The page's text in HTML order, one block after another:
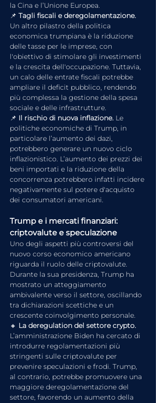
la Cina e l’Unione Europea.
📌 Tagli fiscali e deregolamentazione.
Un altro pilastro della politica
economica trumpiana è la riduzione
delle tasse per le imprese, con
l'obiettivo di stimolare gli investimenti
e la crescita dell'occupazione. Tuttavia,
un calo delle entrate fiscali potrebbe
ampliare il deficit pubblico, rendendo
più complessa la gestione della spesa
sociale e delle infrastrutture.
📌 Il rischio di nuova inflazione. Le
politiche economiche di Trump, in
particolare l’aumento dei dazi,
potrebbero generare un nuovo ciclo
inflazionistico. L’aumento dei prezzi dei
beni importati e la riduzione della
concorrenza potrebbero infatti incidere
negativamente sul potere d'acquisto
dei consumatori americani.
Trump e i mercati finanziari:
criptovalute e speculazione
Uno degli aspetti più controversi del
nuovo corso economico americano
riguarda il ruolo delle criptovalute.
Durante la sua presidenza, Trump ha
mostrato un atteggiamento
ambivalente verso il settore, oscillando
tra dichiarazioni scettiche e un
crescente coinvolgimento personale.
🔸 La deregulation del settore crypto.
L’amministrazione Biden ha cercato di
introdurre regolamentazioni più
stringenti sulle criptovalute per
prevenire speculazioni e frodi. Trump,
al contrario, potrebbe promuovere una
maggiore deregolamentazione del
settore, favorendo un aumento della